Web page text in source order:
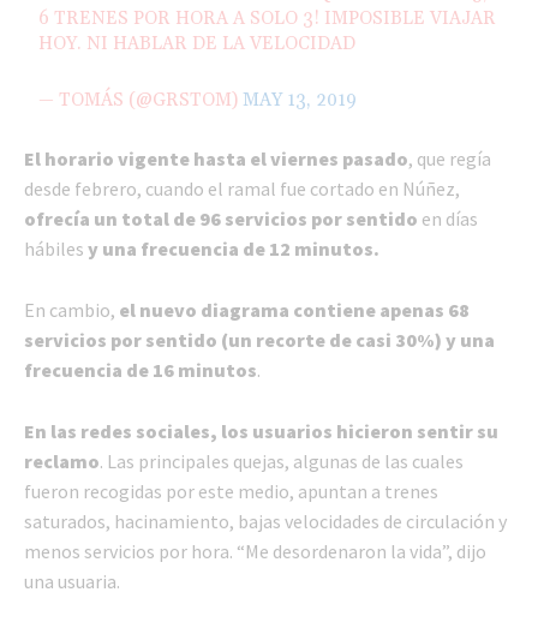
6 TRENES POR HORA A SOLO 3! IMPOSIBLE VIAJAR
HOY. NI HABLAR DE LA VELOCIDAD
— TOMÁS (@GRSTOM)MAY 13, 2019
El horario vigente hasta el viernes pasado, que regía
desde febrero, cuando el ramal fue cortado en Núñez,
ofrecía un total de 96 servicios por sentido en días
hábiles y una frecuencia de 12 minutos.
En cambio, el nuevo diagrama contiene apenas 68
servicios por sentido (un recorte de casi 30%) y una
frecuencia de 16 minutos.
En las redes sociales, los usuarios hicieron sentir su
reclamo. Las principales quejas, algunas de las cuales
fueron recogidas por este medio, apuntan a trenes
saturados, hacinamiento, bajas velocidades de circulación y
menos servicios por hora. “Me desordenaron la vida”, dijo
una usuaria.